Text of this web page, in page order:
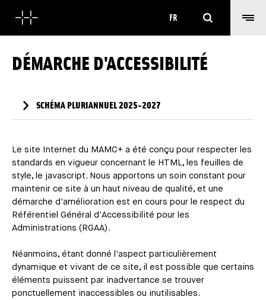
Rechercher
FR
DÉMARCHE D'ACCESSIBILITÉ
SCHÉMA PLURIANNUEL 2025-2027
Le site Internet du MAMC+ a été conçu pour respecter les
standards en vigueur concernant le HTML, les feuilles de
style, le javascript. Nous apportons un soin constant pour
maintenir ce site à un haut niveau de qualité, et une
démarche d'amélioration est en cours pour le respect du
Référentiel Général d'Accessibilité pour les
Administrations (RGAA).
Néanmoins, étant donné l'aspect particulièrement
dynamique et vivant de ce site, il est possible que certains
éléments puissent par inadvertance se trouver
ponctuellement inaccessibles ou inutilisables.